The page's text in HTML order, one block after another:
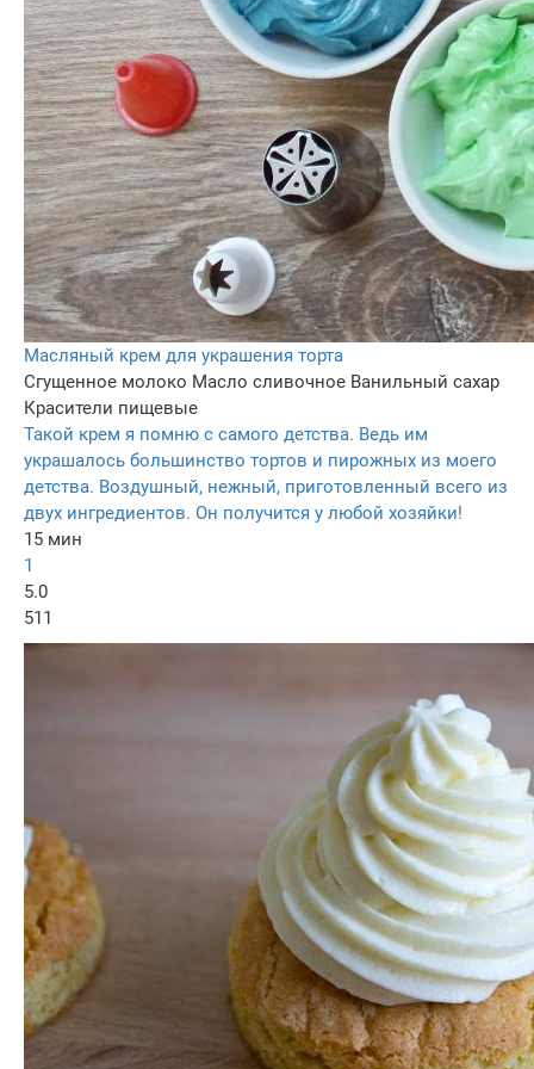
Масляный крем для украшения торта
Сгущенное молоко Масло сливочное Ванильный сахар
Красители пищевые
Такой крем я помню с самого детства. Ведь им
украшалось большинство тортов и пирожных из моего
детства. Воздушный, нежный, приготовленный всего из
двух ингредиентов. Он получится у любой хозяйки!
15 мин
1
5.0
511